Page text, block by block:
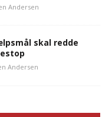
Andersen
skal redde
Andersen